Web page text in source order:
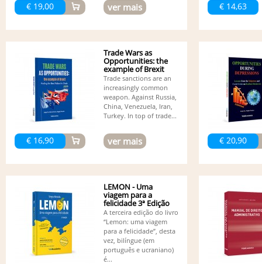
€ 19,00 ver mais € 14,63
€ 16,90
Trade Wars as
Opportunities: the
example of Brexit
Trade sanctions are an
increasingly common
weapon. Against Russia,
China, Venezuela, Iran,
Turkey. In top of trade...
ver mais € 20,90
LEMON - Uma
viagem para a
felicidade 3ª Edição
(Bilingue)
A terceira edição do livro
“Lemon: uma viagem
para a felicidade”, desta
vez, bilíngue (em
português e ucraniano)
é...